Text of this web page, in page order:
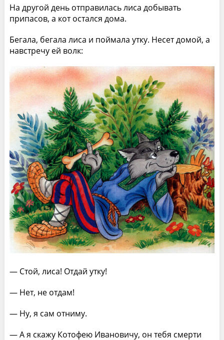
На другой день отправилась лиса добывать
припасов, а кот остался дома.
Бегала, бегала лиса и поймала утку. Несет домой, а
навстречу ей волк:
— Стой, лиса! Отдай утку!
— Нет, не отдам!
— Ну, я сам отниму.
— А я скажу Котофею Ивановичу, он тебя смерти